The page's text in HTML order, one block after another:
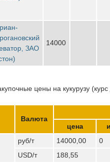
ЗАО
14000
цены на кукурузу
Валюта
цена
руб/т 14000,00 0
USD/т
188,55